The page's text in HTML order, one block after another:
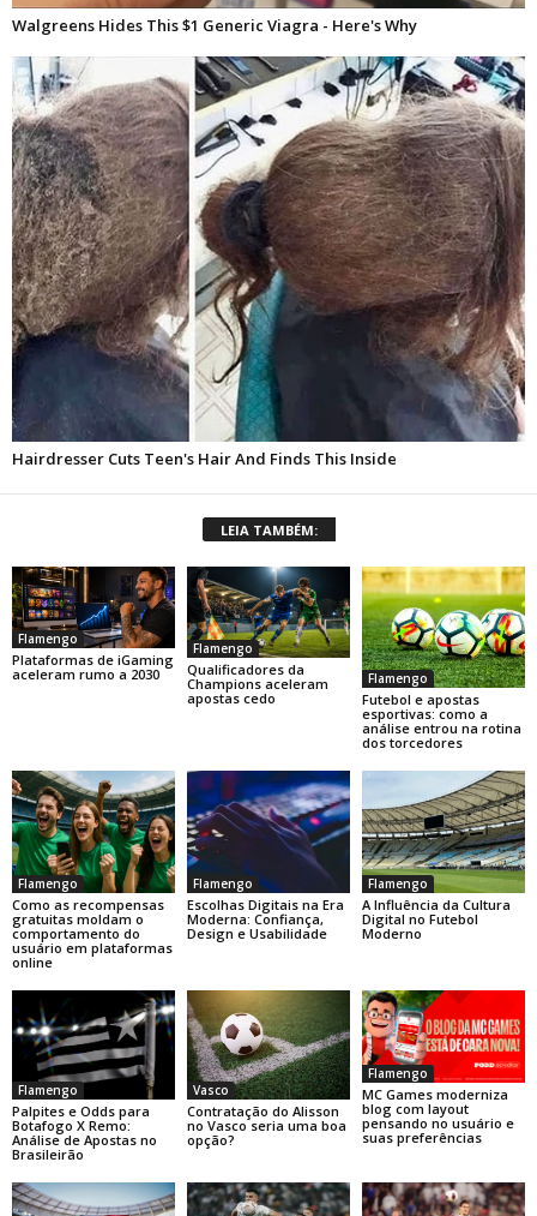
LEIA TAMBÉM:
Flamengo
Plataformas de iGaming
aceleram rumo a 2030
Flamengo
Qualificadores da
Champions aceleram
apostas cedo
Flamengo
Futebol e apostas
esportivas: como a
análise entrou na rotina
dos torcedores
Flamengo
Como as recompensas
gratuitas moldam o
comportamento do
usuário em plataformas
online
Flamengo
Escolhas Digitais na Era
Moderna: Confiança,
Design e Usabilidade
Flamengo
A Influência da Cultura
Digital no Futebol
Moderno
Flamengo
Palpites e Odds para
Botafogo X Remo:
Análise de Apostas no
Brasileirão
Vasco
Contratação do Alisson
no Vasco seria uma boa
opção?
Flamengo
MC Games moderniza
blog com layout
pensando no usuário e
suas preferências